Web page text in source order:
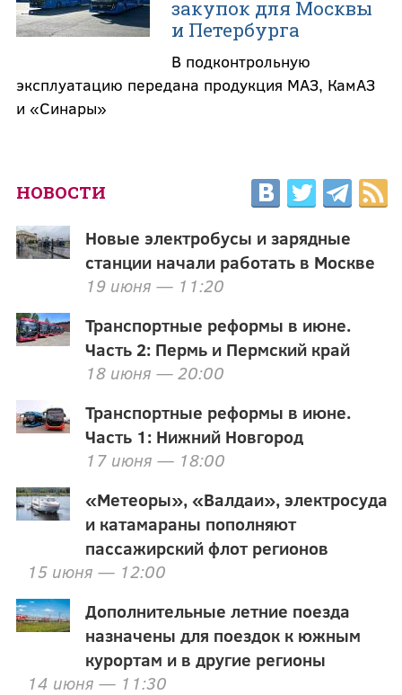
закупок для Москвы
и Петербурга
В подконтрольную
эксплуатацию передана продукция МАЗ, КамАЗ
и «Синары»
НОВОСТИ
Новые электробусы и зарядные
станции начали работать в Москве
19 июня — 11:20
Транспортные реформы в июне.
Часть 2: Пермь и Пермский край
18 июня — 20:00
Транспортные реформы в июне.
Часть 1: Нижний Новгород
17 июня — 18:00
«Метеоры», «Валдаи», электросуда
и катамараны пополняют
пассажирский флот регионов
15 июня — 12:00
Дополнительные летние поезда
назначены для поездок к южным
курортам и в другие регионы
14 июня — 11:30